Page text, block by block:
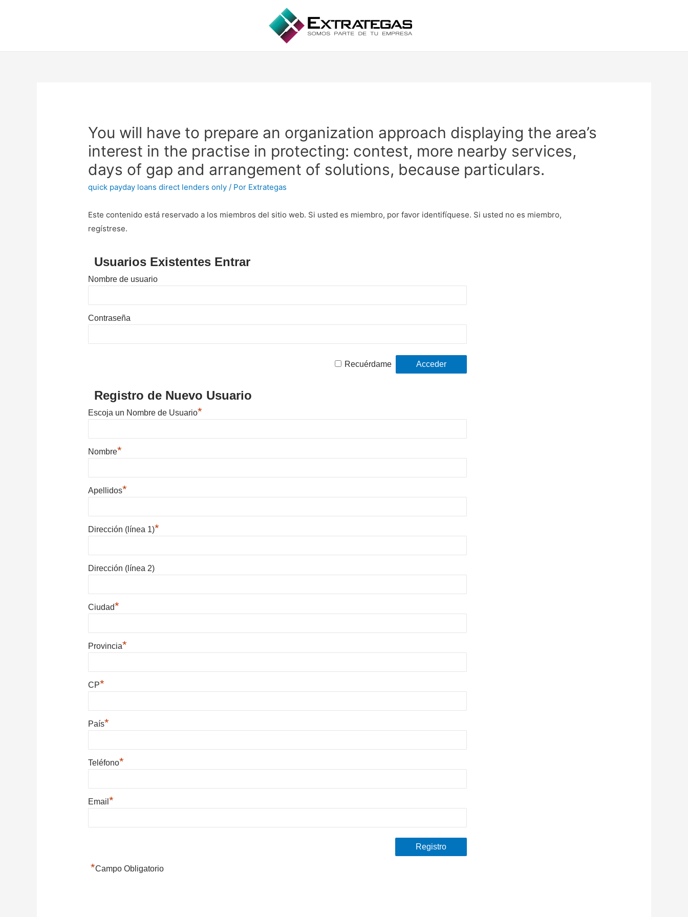
You will have to prepare an organization approach displaying the area’s
interest in the practise in protecting: contest, more nearby services,
days of gap and arrangement of solutions, because particulars.
quick payday loans direct lenders only / Por Extrategas
Este contenido está reservado a los miembros del sitio web. Si usted es miembro, por favor identifíquese. Si usted no es miembro,
regístrese.
Usuarios Existentes Entrar
Nombre de usuario
Contraseña
Recuérdame
Registro de Nuevo Usuario
Escoja un Nombre de Usuario*
Nombre*
Apellidos*
Dirección (línea 1)*
Dirección (línea 2)
Ciudad*
Provincia*
CP*
País*
Teléfono*
Email*
*Campo Obligatorio